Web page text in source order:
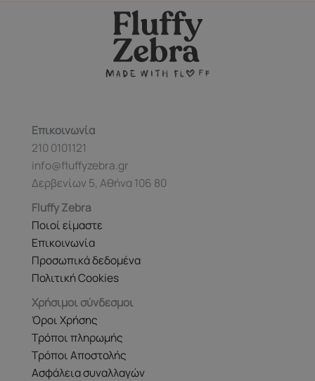
επιλογές
μπορούν
επιλεγούν
προϊόντος
Επικοινωνία
210 0101121
info@fluffyzebra.gr
Δερβενίων 5, Αθήνα 106 80
Fluffy Zebra
Ποιοί είμαστε
Επικοινωνία
Προσωπικά δεδομένα
Πολιτική Cookies
Χρήσιμοι σύνδεσμοι
Όροι Χρήσης
Τρόποι πληρωμής
Τρόποι Αποστολής
Ασφάλεια συναλλαγών